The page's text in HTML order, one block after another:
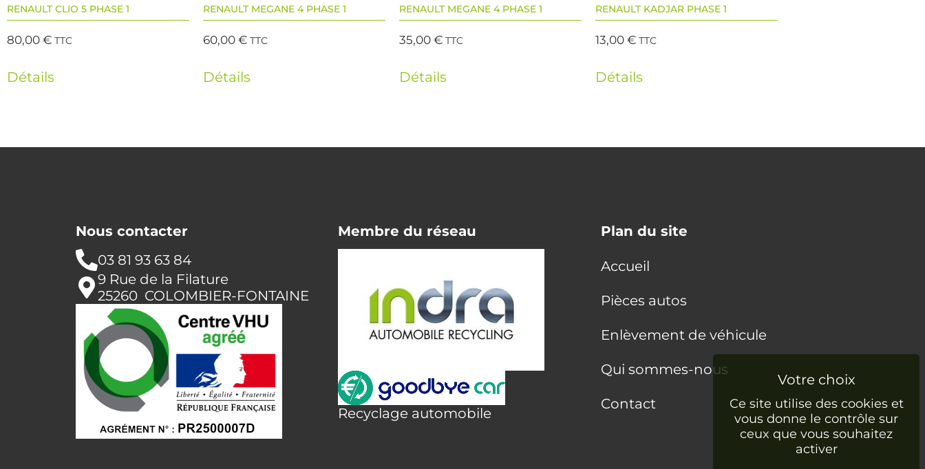
RENAULT CLIO 5 PHASE 1
80,00€ TTC
Détails
RENAULT MEGANE 4 PHASE 1
60,00€ TTC
Détails
RENAULT MEGANE 4 PHASE 1
35,00€ TTC
Détails
RENAULT KADJAR PHASE 1
13,00€ TTC
Détails
Nous contacter
03 81 93 63 84
9 Rue de la Filature
25260 COLOMBIER-FONTAINE
Membre du réseau
Recyclage automobile
Plan du site
Accueil
Pièces autos
Enlèvement de véhicule
Qui sommes-nous
Contact
Ce site utilise des cookies et
vous donne le contrôle sur
ceux que vous souhaitez
activer